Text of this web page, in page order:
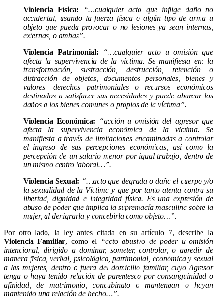
Telegram
Violencia Física:
“…cualquier acto que inflige daño no
accidental, usando la fuerza física o algún tipo de arma u
objeto que pueda provocar o no lesiones ya sean internas,
externas, o ambas”.
Violencia Patrimonial:
“…cualquier acto u omisión que
afecta la supervivencia de la víctima. Se manifiesta en: la
transformación, sustracción, destrucción, retención o
distracción de objetos, documentos personales, bienes y
valores, derechos patrimoniales o recursos económicos
destinados a satisfacer sus necesidades y puede abarcar los
daños a los bienes comunes o propios de la víctima”.
Violencia Económica:
“acción u omisión del agresor que
afecta la supervivencia económica de la víctima. Se
manifiesta a través de limitaciones encaminadas a controlar
el ingreso de sus percepciones económicas, así como la
percepción de un salario menor por igual trabajo, dentro de
un mismo centro laboral…”.
Violencia Sexual: “…acto que degrada o daña el cuerpo y/o
la sexualidad de la Víctima y que por tanto atenta contra su
libertad, dignidad e integridad física. Es una expresión de
abuso de poder que implica la supremacía masculina sobre la
mujer, al denigrarla y concebirla como objeto…”.
Por otro lado, la ley antes citada en su artículo 7, describe la
Violencia Familiar, como el
“acto abusivo de poder u omisión
intencional, dirigido a dominar, someter, controlar, o agredir de
manera física, verbal, psicológica, patrimonial, económica y sexual
a las mujeres, dentro o fuera del domicilio familiar, cuyo Agresor
tenga o haya tenido relación de parentesco por consanguinidad o
afinidad, de matrimonio, concubinato o mantengan o hayan
mantenido una relación de hecho…”.